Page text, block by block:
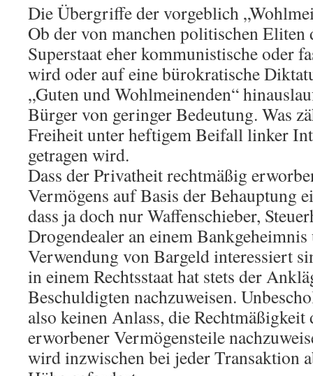
Die Übergriffe der vorgeblich
Ob der von manchen politischen Eliten
Superstaat eher kommunistische oder
wird oder auf eine bürokratische
„Guten und Wohlmeinenden“
Bürger von geringer Bedeutung. Was
Freiheit unter heftigem Beifall linker
getragen wird.
Dass der Privatheit rechtmäßig
Vermögens auf Basis der Behauptung
dass ja doch nur Waffenschieber,
Drogendealer an einem Bankgeheimnis
Verwendung von Bargeld interessiert
in einem Rechtsstaat hat stets der
Beschuldigten nachzuweisen.
also keinen Anlass, die Rechtmäßigkeit
erworbener Vermögensteile
wird inzwischen bei jeder Transaktion